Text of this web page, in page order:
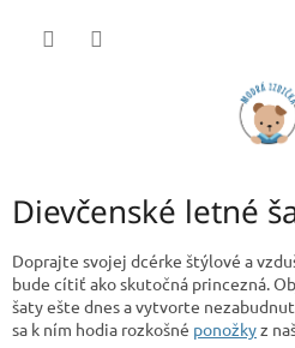
Dievčenské letné
Doprajte svojej dcérke štýlové a
bude cítiť ako skutočná princezná.
šaty ešte dnes a vytvorte
sa k ním hodia rozkošné ponožkyz